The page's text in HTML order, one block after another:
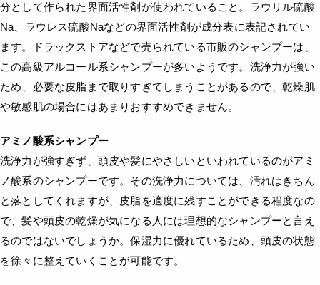
分として作られた界面活性剤が使われていること。ラウリル硫酸
Na、ラウレス硫酸Naなどの界面活性剤が成分表に表記されてい
ます。ドラックストアなどで売られている市販のシャンプーは、
この高級アルコール系シャンプーが多いようです。洗浄力が強い
ため、必要な皮脂まで取りすぎてしまうことがあるので、乾燥肌
や敏感肌の場合にはあまりおすすめできません。
アミノ酸系シャンプー
洗浄力が強すぎず、頭皮や髪にやさしいといわれているのがアミ
ノ酸系のシャンプーです。その洗浄力については、汚れはきちん
と落としてくれますが、皮脂を適度に残すことができる程度なの
で、髪や頭皮の乾燥が気になる人には理想的なシャンプーと言え
るのではないでしょうか。保湿力に優れているため、頭皮の状態
を徐々に整えていくことが可能です。